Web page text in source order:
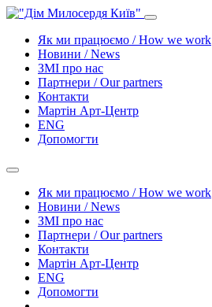
Як ми працюємо / How we work
Новини / News
ЗМІ про нас
Партнери / Our partners
Контакти
Mартін Арт-Центр
ENG
Допомогти
Як ми працюємо / How we work
Новини / News
ЗМІ про нас
Партнери / Our partners
Контакти
Mартін Арт-Центр
ENG
Допомогти